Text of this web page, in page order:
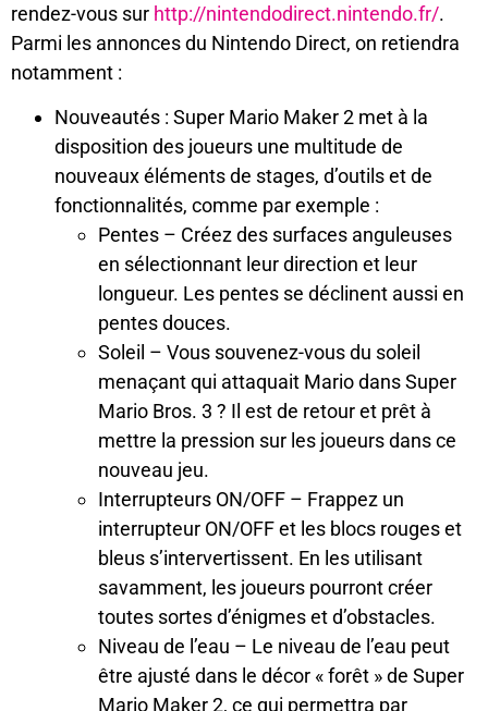
rendez-vous sur http://nintendodirect.nintendo.fr/.
Parmi les annonces du Nintendo Direct, on retiendra
notamment :
Nouveautés : Super Mario Maker 2 met à la
disposition des joueurs une multitude de
nouveaux éléments de stages, d’outils et de
fonctionnalités, comme par exemple :
Pentes – Créez des surfaces anguleuses
en sélectionnant leur direction et leur
longueur. Les pentes se déclinent aussi en
pentes douces.
Soleil – Vous souvenez-vous du soleil
menaçant qui attaquait Mario dans Super
Mario Bros. 3 ? Il est de retour et prêt à
mettre la pression sur les joueurs dans ce
nouveau jeu.
Interrupteurs ON/OFF – Frappez un
interrupteur ON/OFF et les blocs rouges et
bleus s’intervertissent. En les utilisant
savamment, les joueurs pourront créer
toutes sortes d’énigmes et d’obstacles.
Niveau de l’eau – Le niveau de l’eau peut
être ajusté dans le décor « forêt » de Super
Mario Maker 2, ce qui permettra par